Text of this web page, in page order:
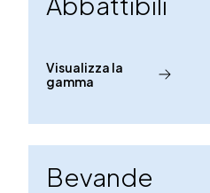
Visualizza la
gamma
Bevande